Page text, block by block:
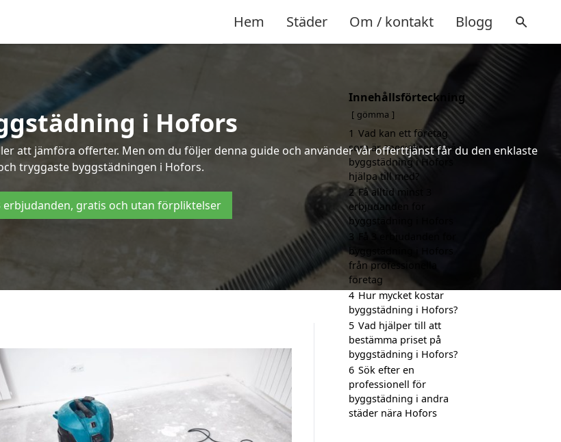
Hem Städer Om / kontakt Blogg
i Hofors
att jämföra offerter. Men om du följer denna guide och använder vår offerttjänst får du den enklaste
tryggaste byggstädningen i Hofors.
erbjudanden, gratis och utan förpliktelser
Innehållsförteckning
gömma
1 Vad kan ett företag
som är specialiserat på
byggstädning i Hofors
hjälpa till med?
2 Få alltid minst 3
erbjudanden för
byggstädning i Hofors
3
Få 3 erbjudanden för
byggstädning i Hofors
från professionella
företag
4 Hur mycket kostar
byggstädning i Hofors?
5 Vad hjälper till att
bestämma priset på
byggstädning i Hofors?
6 Sök efter en
professionell för
byggstädning i andra
städer nära Hofors